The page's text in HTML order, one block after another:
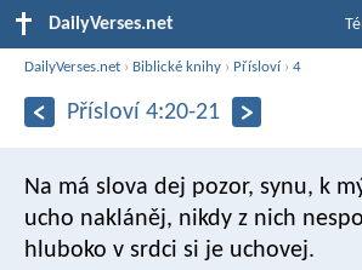
DailyVerses.net
DailyVerses.net › Biblické knihy › Přísloví›4
Přísloví 4:20-21
Na má slova dej pozor, synu, k
ucho nakláněj, nikdy z nich
hluboko v srdci si je uchovej.